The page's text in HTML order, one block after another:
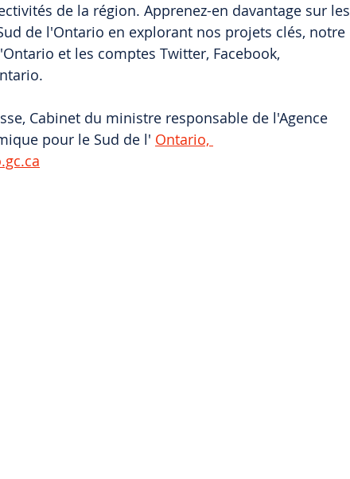
de la région. Apprenez-en davantage sur les
de l'Ontario en explorant nos projets clés, notre
et les comptes Twitter, Facebook,
Cabinet du ministre responsable de l'Agence
pour le Sud de l' Ontario,